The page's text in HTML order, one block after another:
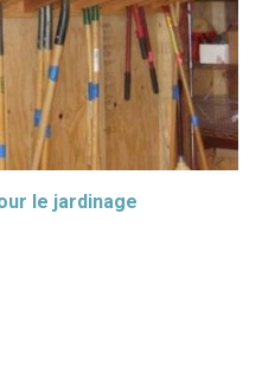
le jardinage